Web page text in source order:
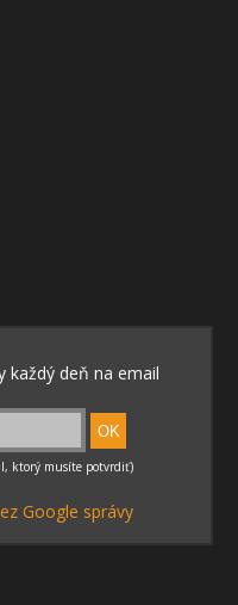
Google správy